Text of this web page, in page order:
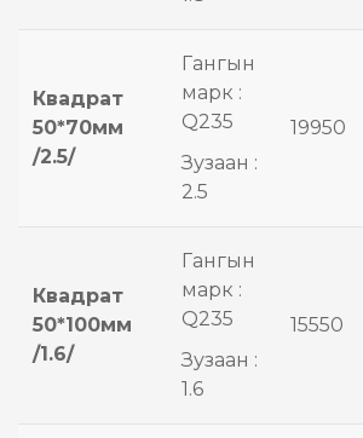
Квадрат
50*70мм
/2.5/
Гангын
марк :
Q235
Зузаан :
2.5
19950
Квадрат
50*100мм
/1.6/
Гангын
марк :
Q235
Зузаан :
1.6
15550